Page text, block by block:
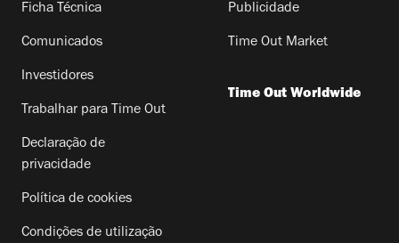
Ficha Técnica
Comunicados
Investidores
Trabalhar para Time Out
Declaração de
privacidade
Política de cookies
Condições de utilização
Publicidade
Time Out Market
Time Out Worldwide